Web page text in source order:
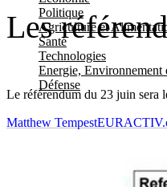
Politique
Agriculture et
Santé
Technologies
Energie, Environnement
Défense
Les
Le référendum du 23 juin sera
Matthew Tempest